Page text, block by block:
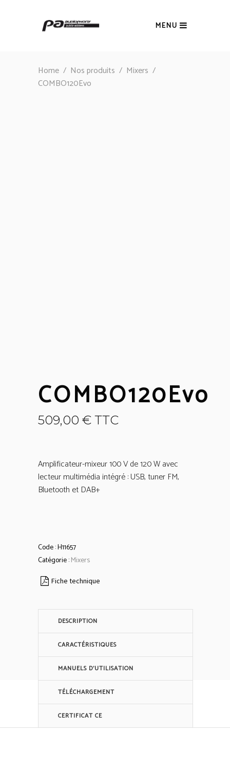
MENU
Home / Nos produits / Mixers /
COMBO120Evo
COMBO120Evo
509,00 € TTC
Amplificateur-mixeur 100 V de 120 W avec
lecteur multimédia intégré : USB, tuner FM,
Bluetooth et DAB+
Code :H11657
Catégorie :Mixers
Fiche technique
DESCRIPTION
CARACTÉRISTIQUES
MANUELS D'UTILISATION
TÉLÉCHARGEMENT
CERTIFICAT CE